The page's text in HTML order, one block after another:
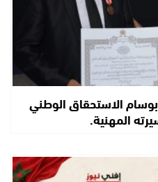
الاستحقاق الوطني
المهنية.